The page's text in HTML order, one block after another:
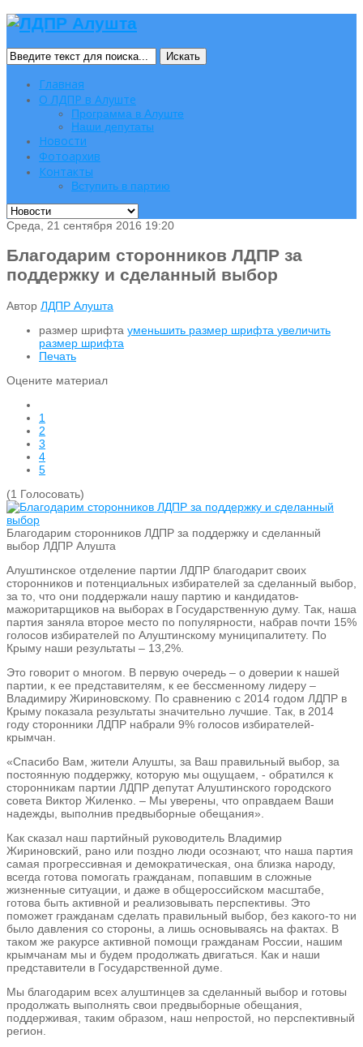
Искать
Главная
О ЛДПР в Алуште
Программа в Алуште
Наши депутаты
Новости
Фотоархив
Контакты
Вступить в партию
Среда, 21 сентября 2016 19:20
Благодарим сторонников ЛДПР за
поддержку и сделанный выбор
Автор ЛДПР Алушта
размер шрифта уменьшить размер шрифта увеличить
размер шрифта
Печать
Оцените материал
1
2
3
4
5
(1 Голосовать)
Благодарим сторонников ЛДПР за поддержку и сделанный
выбор ЛДПР Алушта
Алуштинское отделение партии ЛДПР благодарит своих
сторонников и потенциальных избирателей за сделанный выбор,
за то, что они поддержали нашу партию и кандидатов-
мажоритарщиков на выборах в Государственную думу. Так, наша
партия заняла второе место по популярности, набрав почти 15%
голосов избирателей по Алуштинскому муниципалитету. По
Крыму наши результаты – 13,2%.
Это говорит о многом. В первую очередь – о доверии к нашей
партии, к ее представителям, к ее бессменному лидеру –
Владимиру Жириновскому. По сравнению с 2014 годом ЛДПР в
Крыму показала результаты значительно лучшие. Так, в 2014
году сторонники ЛДПР набрали 9% голосов избирателей-
крымчан.
«Спасибо Вам, жители Алушты, за Ваш правильный выбор, за
постоянную поддержку, которую мы ощущаем, - обратился к
сторонникам партии ЛДПР депутат Алуштинского городского
совета Виктор Жиленко. – Мы уверены, что оправдаем Ваши
надежды, выполнив предвыборные обещания».
Как сказал наш партийный руководитель Владимир
Жириновский, рано или поздно люди осознают, что наша партия
самая прогрессивная и демократическая, она близка народу,
всегда готова помогать гражданам, попавшим в сложные
жизненные ситуации, и даже в общероссийском масштабе,
готова быть активной и реализовывать перспективы. Это
поможет гражданам сделать правильный выбор, без какого-то ни
было давления со стороны, а лишь основываясь на фактах. В
таком же ракурсе активной помощи гражданам России, нашим
крымчанам мы и будем продолжать двигаться. Как и наши
представители в Государственной думе.
Мы благодарим всех алуштинцев за сделанный выбор и готовы
продолжать выполнять свои предвыборные обещания,
поддерживая, таким образом, наш непростой, но перспективный
регион.